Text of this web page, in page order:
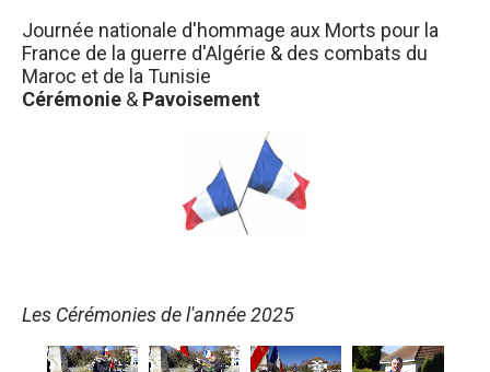
Journée nationale d'hommage aux Morts pour la
France de la guerre d'Algérie & des combats du
Maroc et de la Tunisie
Cérémonie & Pavoisement
Les Cérémonies de l'année 2025